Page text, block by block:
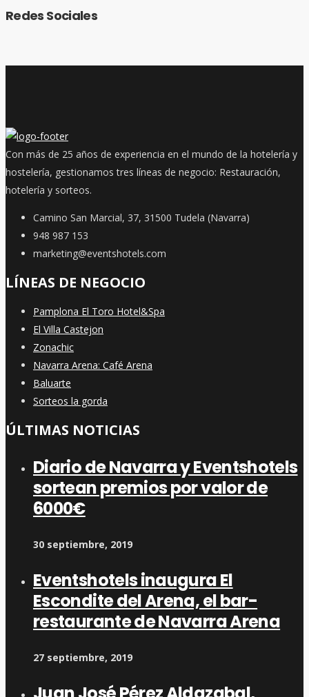
Redes Sociales
Con más de 25 años de experiencia en el mundo de la hotelería y
hostelería, gestionamos tres líneas de negocio: Restauración,
hotelería y sorteos.
Camino San Marcial, 37, 31500 Tudela (Navarra)
948 987 153
marketing@eventshotels.com
LÍNEAS DE NEGOCIO
Pamplona El Toro Hotel&Spa
El Villa Castejon
Zonachic
Navarra Arena: Café Arena
Baluarte
Sorteos la gorda
ÚLTIMAS NOTICIAS
Diario de Navarra y Eventshotels
sortean premios por valor de
6000€
30 septiembre, 2019
Eventshotels inaugura El
Escondite del Arena, el bar-
restaurante de Navarra Arena
27 septiembre, 2019